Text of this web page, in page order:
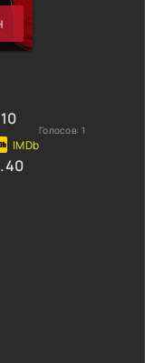
10
Голосов: 1